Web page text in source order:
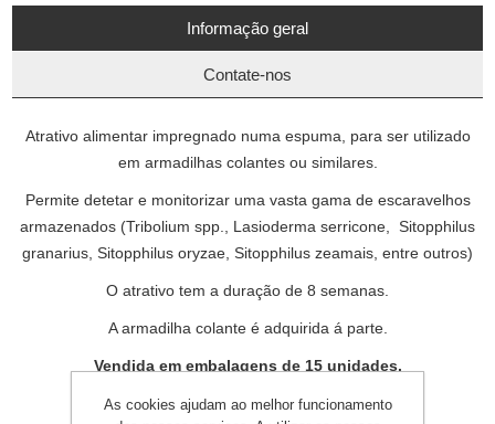
Informação geral
Contate-nos
Atrativo alimentar impregnado numa espuma, para ser utilizado
em armadilhas colantes ou similares.
Permite detetar e monitorizar uma vasta gama de escaravelhos
armazenados (Tribolium spp., Lasioderma serricone, Sitopphilus
granarius, Sitopphilus oryzae, Sitopphilus zeamais, entre outros)
O atrativo tem a duração de 8 semanas.
A armadilha colante é adquirida á parte.
Vendida em embalagens de 15 unidades.
As cookies ajudam ao melhor funcionamento